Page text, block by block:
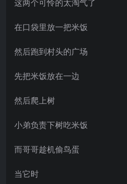
这两个可怜的太淘气了
在口袋里放一把米饭
然后跑到村头的广场
先把米饭放在一边
然后爬上树
小弟负责下树吃米饭
而哥哥趁机偷鸟蛋
当它时